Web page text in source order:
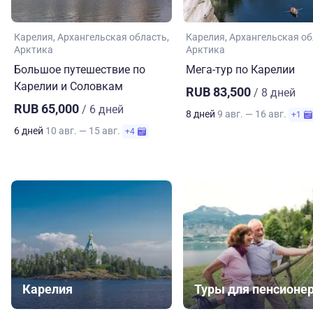
Карелия Архангельская область
Арктика
Большое путешествие по
Карелии и Соловкам
RUB 65,000 / 6 дней
6 дней 10 авг. — 15 авг. +4
Карелия Архангельская
Арктика
Мега-тур по Карелии
RUB 83,500 / 8 дней
8 дней 9 авг. — 16 авг. +1
Карелия Туры для